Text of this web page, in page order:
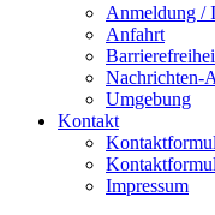
Anmeldung /
Anfahrt
Nachrichten-
Umgebung
Kontakt
Impressum